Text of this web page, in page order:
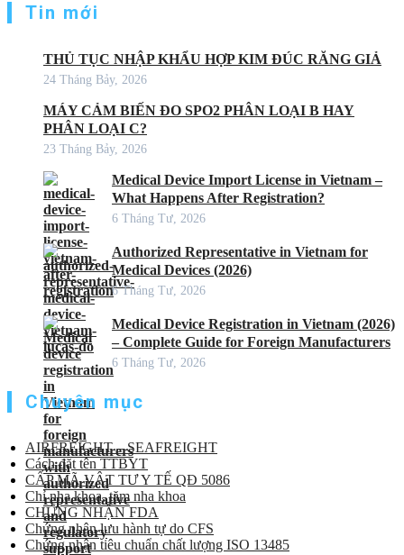
Tin mới
THỦ TỤC NHẬP KHẨU HỢP KIM ĐÚC RĂNG GIẢ
24 Tháng Bảy, 2026
MÁY CẢM BIẾN ĐO SPO2 PHÂN LOẠI B HAY
PHÂN LOẠI C?
23 Tháng Bảy, 2026
Medical Device Import License in Vietnam –
What Happens After Registration?
6 Tháng Tư, 2026
Authorized Representative in Vietnam for
Medical Devices (2026)
6 Tháng Tư, 2026
Medical Device Registration in Vietnam (2026)
– Complete Guide for Foreign Manufacturers
6 Tháng Tư, 2026
Chuyên mục
AIRFREIGHT – SEAFREIGHT
Cách đặt tên TTBYT
CẤP MÃ VẬT TƯ Y TẾ QĐ 5086
Chỉ nha khoa, tăm nha khoa
CHỨNG NHẬN FDA
Chứng nhận lưu hành tự do CFS
Chứng nhận tiêu chuẩn chất lượng ISO 13485